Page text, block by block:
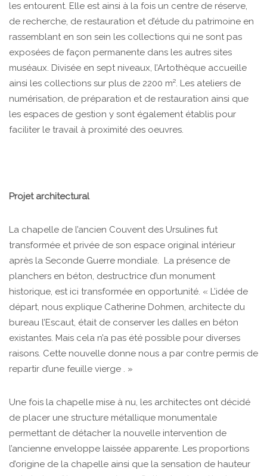
les entourent. Elle est ainsi à la fois un centre de réserve,
de recherche, de restauration et d’étude du patrimoine en
rassemblant en son sein les collections qui ne sont pas
exposées de façon permanente dans les autres sites
muséaux. Divisée en sept niveaux, l’Artothèque accueille
ainsi les collections sur plus de 2200 m². Les ateliers de
numérisation, de préparation et de restauration ainsi que
les espaces de gestion y sont également établis pour
faciliter le travail à proximité des oeuvres.
Projet architectural
La chapelle de l’ancien Couvent des Ursulines fut
transformée et privée de son espace original intérieur
après la Seconde Guerre mondiale. La présence de
planchers en béton, destructrice d’un monument
historique, est ici transformée en opportunité. « L’idée de
départ, nous explique Catherine Dohmen, architecte du
bureau l’Escaut, était de conserver les dalles en béton
existantes. Mais cela n’a pas été possible pour diverses
raisons. Cette nouvelle donne nous a par contre permis de
repartir d’une feuille vierge . »
Une fois la chapelle mise à nu, les architectes ont décidé
de placer une structure métallique monumentale
permettant de détacher la nouvelle intervention de
l’ancienne enveloppe laissée apparente. Les proportions
d’origine de la chapelle ainsi que la sensation de hauteur